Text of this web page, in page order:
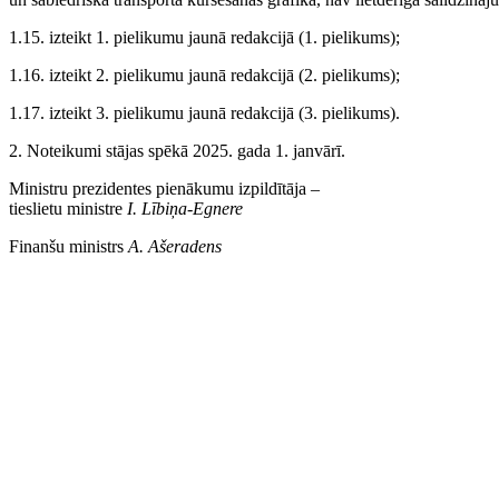
1.15. izteikt 1. pielikumu jaunā redakcijā (1. pielikums);
1.16. izteikt 2. pielikumu jaunā redakcijā (2. pielikums);
1.17. izteikt 3. pielikumu jaunā redakcijā (3. pielikums).
2. Noteikumi stājas spēkā 2025. gada 1. janvārī.
Ministru prezidentes pienākumu izpildītāja ‒
tieslietu ministre I. Lībiņa-Egnere
Finanšu ministrs A. Ašeradens